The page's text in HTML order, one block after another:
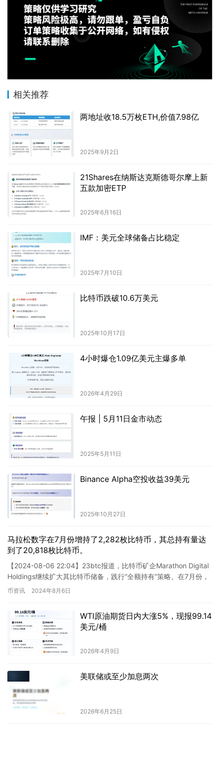
相关推荐
两地址收18.5万枚ETH,价值7.98亿
2025年9月2日
21Shares在纳斯达克斯德哥尔摩上新
五款加密ETP
2025年6月16日
IMF：美元全球储备占比稳定
2025年7月10日
比特币跌破10.6万美元
2025年10月17日
4小时爆仓1.09亿美元主爆多单
2026年4月29日
午报 | 5月11日金市动态
2025年5月11日
Binance Alpha空投收益39美元
2025年10月27日
马拉松数字在7月份增持了2,282枚比特币，其总持有量达
到了20,818枚比特币。
【2024-08-06 22:04】23btc报道，比特币矿企Marathon Digital
Holdings继续扩大其比特币储备，践行“全额持有”策略。在7月份，
Maratho…
币资讯 2024年8月6日
WTI原油期货日内大涨5%，现报99.14
美元/桶
2026年4月9日
美联储或至少加息两次
2026年6月25日